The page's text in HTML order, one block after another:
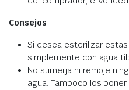
Consejos
Si desea esterilizar
simplemente con agua
No sumerja ni remoje
agua. Tampoco los poner